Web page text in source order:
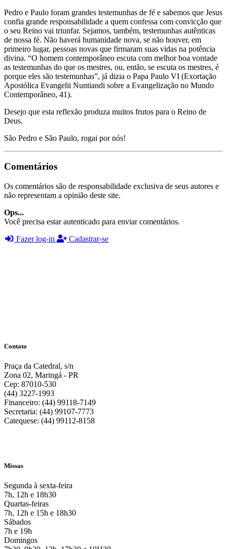
Pedro e Paulo foram grandes testemunhas de fé e sabemos que Jesus
confia grande responsabilidade a quem confessa com convicção que
o seu Reino vai triunfar. Sejamos, também, testemunhas autênticas
de nossa fé. Não haverá humanidade nova, se não houver, em
primeiro lugar, pessoas novas que firmaram suas vidas na potência
divina. “O homem contemporâneo escuta com melhor boa vontade
as testemunhas do que os mestres, ou, então, se escuta os mestres, é
porque eles são testemunhas”, já dizia o Papa Paulo VI (Exortação
Apostólica Evangelii Nuntiandi sobre a Evangelização no Mundo
Contemporâneo, 41).
Desejo que esta reflexão produza muitos frutos para o Reino de
Deus.
São Pedro e São Paulo, rogai por nós!
Comentários
Os comentários são de responsabilidade exclusiva de seus autores e
não representam a opinião deste site.
Ops...
Você precisa estar autenticado para enviar comentários.
Fazer log-in
Cadastrar-se
Contato
Praça da Catedral, s/n
Zona 02, Maringá - PR
Cep: 87010-530
(44) 3227-1993
Financeiro: (44) 99118-7149
Secretaria: (44) 99107-7773
Catequese: (44) 99112-8158
Missas
Segunda à sexta-feira
7h, 12h e 18h30
Quartas-feiras
7h, 12h e 15h e 18h30
Sábados
7h e 19h
Domingos